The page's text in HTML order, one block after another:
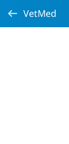
VetMed